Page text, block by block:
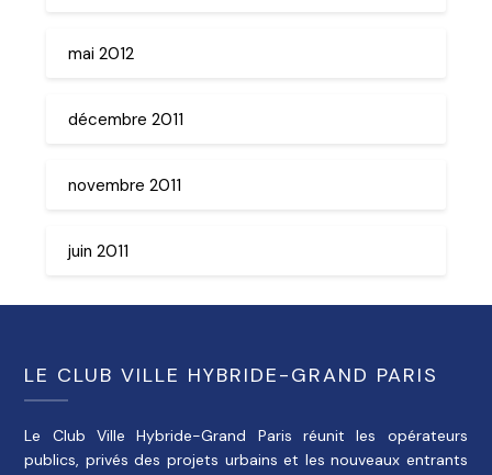
mai 2012
décembre 2011
novembre 2011
juin 2011
LE CLUB VILLE HYBRIDE-GRAND PARIS
Le Club Ville Hybride-Grand Paris réunit les opérateurs
publics, privés des projets urbains et les nouveaux entrants